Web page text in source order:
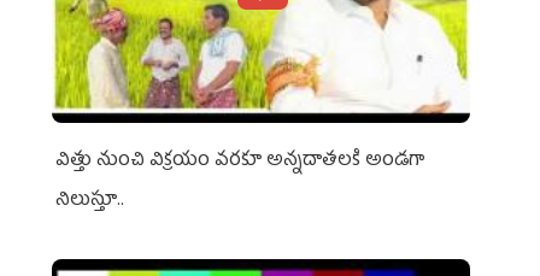
విత్తు నుంచి విక్రయం వరకూ అన్నదాతలకి అండగా
నిలుస్తూ..